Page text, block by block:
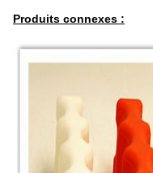
Produits connexes :